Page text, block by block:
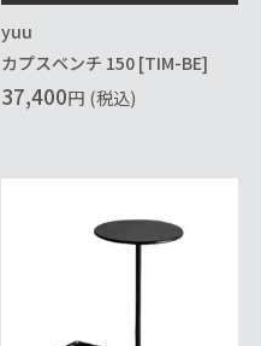
yuu
カプスベンチ 150 [TIM-BE]
37,400円 (税込)